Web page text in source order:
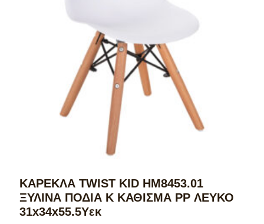
ΚΑΡΕΚΛΑ TWIST KID HM8453.01
ΞΥΛΙΝΑ ΠΟΔΙΑ Κ ΚΑΘΙΣΜΑ PP ΛΕΥΚΟ
31x34x55.5Υεκ